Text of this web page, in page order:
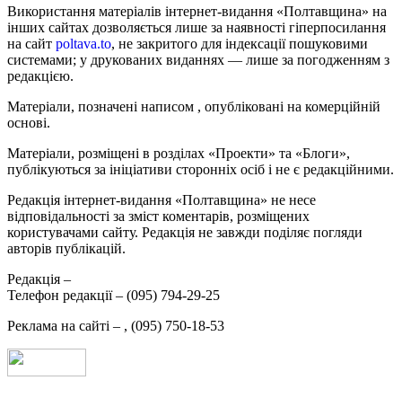
Використання матеріалів інтернет-видання «Полтавщина» на
інших сайтах дозволяється лише за наявності гіперпосилання
на сайт poltava.to, не закритого для індексації пошуковими
системами; у друкованих виданнях — лише за погодженням з
редакцією.
Матеріали, позначені написом , опубліковані на комерційній
основі.
Матеріали, розміщені в розділах «Проекти» та «Блоги»,
публікуються за ініціативи сторонніх осіб і не є редакційними.
Редакція інтернет-видання «Полтавщина» не несе
відповідальності за зміст коментарів, розміщених
користувачами сайту. Редакція не завжди поділяє погляди
авторів публікацій.
Редакція –
Телефон редакції – (095) 794-29-25
Реклама на сайті – , (095) 750-18-53